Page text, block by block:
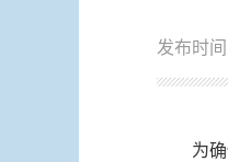
发布时
为